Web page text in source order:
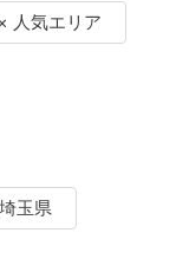
人気エリア
埼玉県